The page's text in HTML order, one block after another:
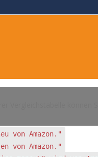
von Amazon."
von Amazon."